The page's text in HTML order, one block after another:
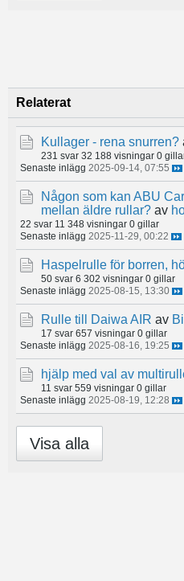
Relaterat
Kullager - rena snurren?
231 svar 32 188 visningar 0
Senaste inlägg 2025-09-14, 07:55
Någon som kan ABU
mellan äldre rullar? av
22 svar 11 348 visningar 0 gillar
Senaste inlägg 2025-11-29, 00:22
Haspelrulle för borren,
50 svar 6 302 visningar 0 gillar
Senaste inlägg 2025-08-15, 13:30
Rulle till Daiwa AIR av
17 svar 657 visningar 0 gillar
Senaste inlägg 2025-08-16, 19:25
hjälp med val av
11 svar 559 visningar 0 gillar
Senaste inlägg 2025-08-19, 12:28
Visa alla